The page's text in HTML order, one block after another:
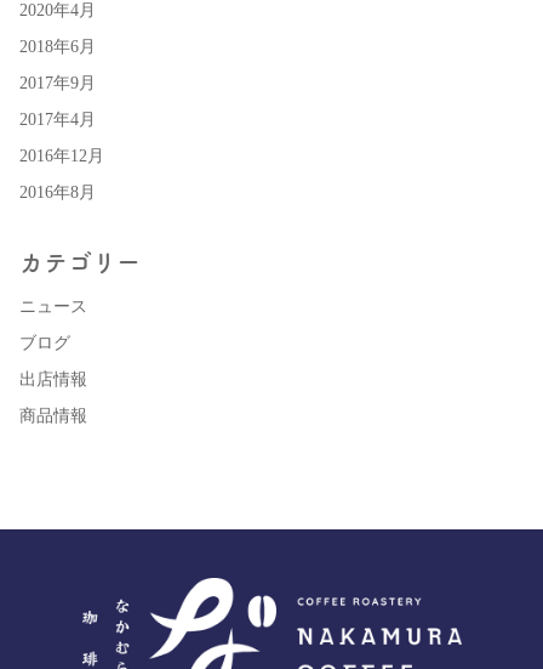
2020年4月
2018年6月
2017年9月
2017年4月
2016年12月
2016年8月
カテゴリー
ニュース
ブログ
出店情報
商品情報